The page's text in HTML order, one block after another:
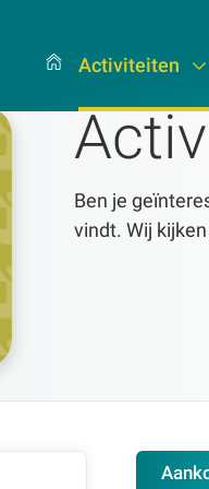
Activiteiten
Ben je
vindt. Wij